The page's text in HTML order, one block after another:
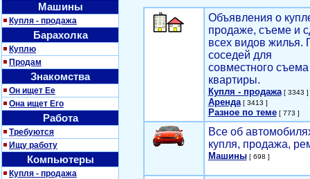
Машины
Купля - продажа
Барахолка
Куплю
Продам
Знакомства
Он ищет Ее
Она ищет Его
Работа
Требуются
Ищу работу
Компьютеры
Купля - продажа
Объявления о
продаже, съеме и
всех видов жилья.
соседей для
совместного съема
квартиры.
Купля - продажа[ 3343 ]
Аренда[ 3413 ]
Разное по теме[ 773 ]
Все об
купля, продажа,
Машины[ 698 ]